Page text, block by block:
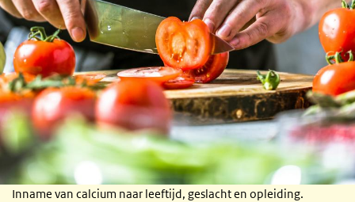
Inname van calcium naar leeftijd, geslacht en opleiding.